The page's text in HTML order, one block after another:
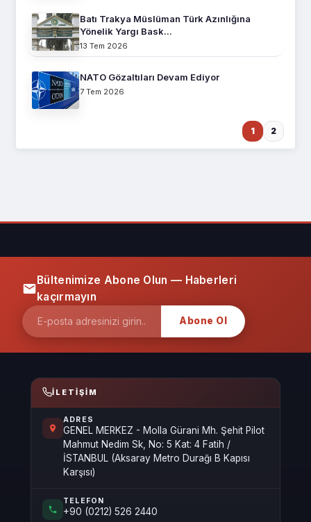
Batı Trakya Müslüman Türk Azınlığına
Yönelik Yargı Bask...
13 Tem 2026
NATO Gözaltıları Devam Ediyor
7 Tem 2026
1 2
Bültenimize Abone Olun — Haberleri
kaçırmayın
Abone Ol
İLETIŞIM
ADRES
GENEL MERKEZ - Molla Gürani Mh. Şehit Pilot
Mahmut Nedim Sk, No: 5 Kat: 4 Fatih /
İSTANBUL (Aksaray Metro Durağı B Kapısı
Karşısı)
TELEFON
+90 (0212) 526 2440